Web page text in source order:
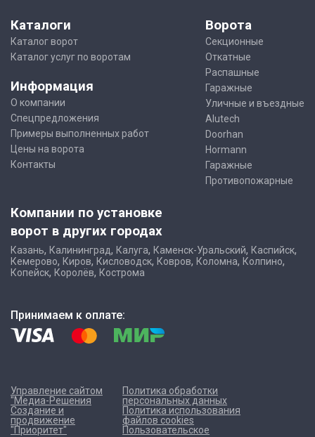
Каталоги
Каталог ворот
Каталог услуг по воротам
Информация
О компании
Спецпредложения
Примеры выполненных работ
Цены на ворота
Контакты
Ворота
Секционные
Откатные
Распашные
Гаражные
Уличные и въездные
Alutech
Doorhan
Hormann
Гаражные
Противопожарные
Компании по установке
ворот в других городах
Казань, Калининград, Калуга, Каменск-Уральский, Каспийск,
Кемерово, Киров, Кисловодск, Ковров, Коломна, Колпино,
Копейск, Королёв, Кострома
Принимаем к оплате:
Управление сайтом
"Медиа-Решения
Создание и
продвижение
"Приоритет"
Политика обработки
персональных данных
Политика использования
файлов cookies
Пользовательское